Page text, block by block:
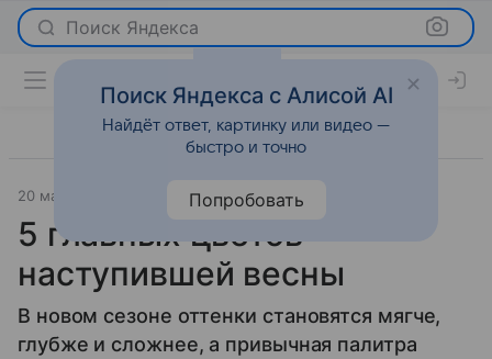
Поиск Яндекса
20 марта 2026 Леди Mail Мода
5 главных цветов
наступившей весны
В новом сезоне оттенки становятся мягче,
глубже и сложнее, а привычная палитра
Поиск Яндекса с Алисой AI
Найдёт ответ, картинку или видео —
быстро и точно
Попробовать